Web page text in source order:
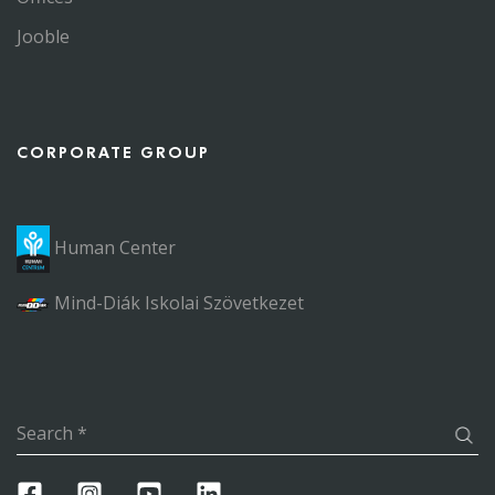
Jooble
CORPORATE GROUP
Human Center
Mind-Diák Iskolai Szövetkezet
Search *